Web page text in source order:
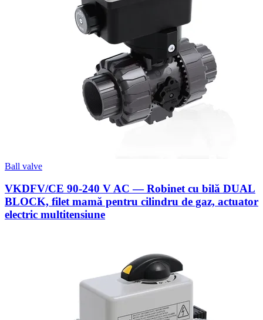
Ball valve
VKDFV/CE 90-240 V AC — Robinet cu bilă DUAL
BLOCK, filet mamă pentru cilindru de gaz, actuator
electric multitensiune